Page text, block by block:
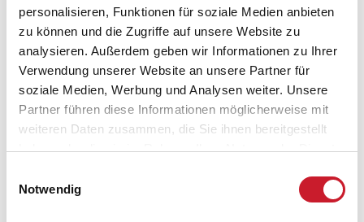
personalisieren, Funktionen für soziale Medien anbieten
zu können und die Zugriffe auf unsere Website zu
analysieren. Außerdem geben wir Informationen zu Ihrer
Verwendung unserer Website an unsere Partner für
soziale Medien, Werbung und Analysen weiter. Unsere
Partner führen diese Informationen möglicherweise mit
weiteren Daten zusammen, die Sie ihnen bereitgestellt
haben oder die sie im Rahmen Ihrer Nutzung der Dienste
Notwendig